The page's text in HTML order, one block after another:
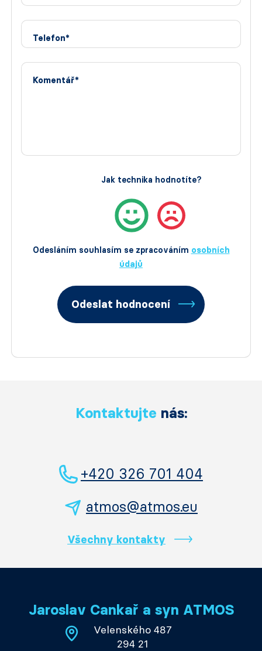
Telefon*
Komentář*
Odesláním souhlasím se zpracováním osobních
údajů
Jak technika hodnotíte?
Odeslat hodnocení
Kontaktujte nás:
+420 326 701 404
atmos@atmos.eu
Všechny kontakty
Jaroslav Cankař a syn ATMOS
Velenského 487
294 21